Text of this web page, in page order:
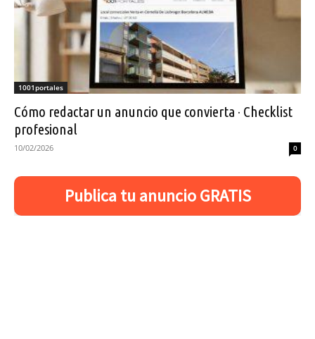
1001portales
Cómo redactar un anuncio que convierta · Checklist
profesional
10/02/2026 0
Publica tu anuncio GRATIS